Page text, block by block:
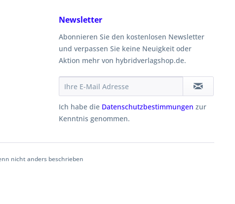
Newsletter
Abonnieren Sie den kostenlosen Newsletter
und verpassen Sie keine Neuigkeit oder
Aktion mehr von hybridverlagshop.de.
Ich habe die Datenschutzbestimmungen zur
Kenntnis genommen.
nicht anders beschrieben